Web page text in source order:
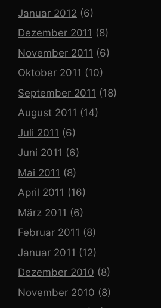
Januar 2012 (6)
Dezember 2011 (8)
November 2011 (6)
Oktober 2011 (10)
September 2011 (18)
August 2011 (14)
Juli 2011 (6)
Juni 2011 (6)
Mai 2011 (8)
April 2011 (16)
März 2011 (6)
Februar 2011 (8)
Januar 2011 (12)
Dezember 2010 (8)
November 2010 (8)